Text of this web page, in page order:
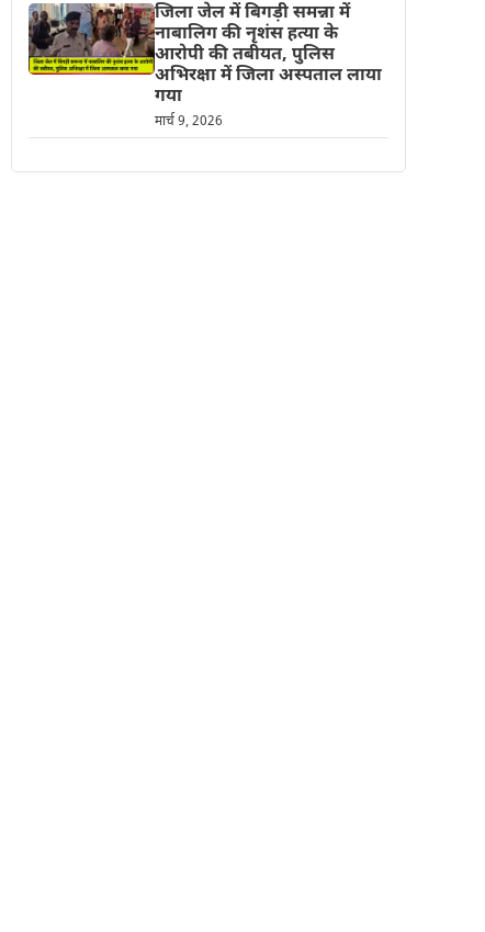
जिला जेल में बिगड़ी समन्ना में
नाबालिग की नृशंस हत्या के
आरोपी की तबीयत, पुलिस
अभिरक्षा में जिला अस्पताल लाया
गया
मार्च 9, 2026